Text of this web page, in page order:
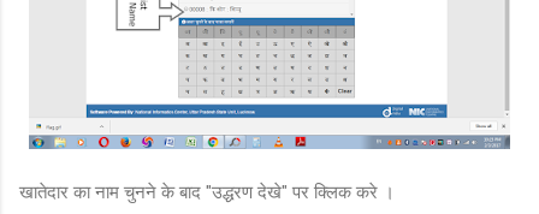
खातेदार का नाम चुनने के बाद "उद्धरण देखे" पर क्लिक करे ।